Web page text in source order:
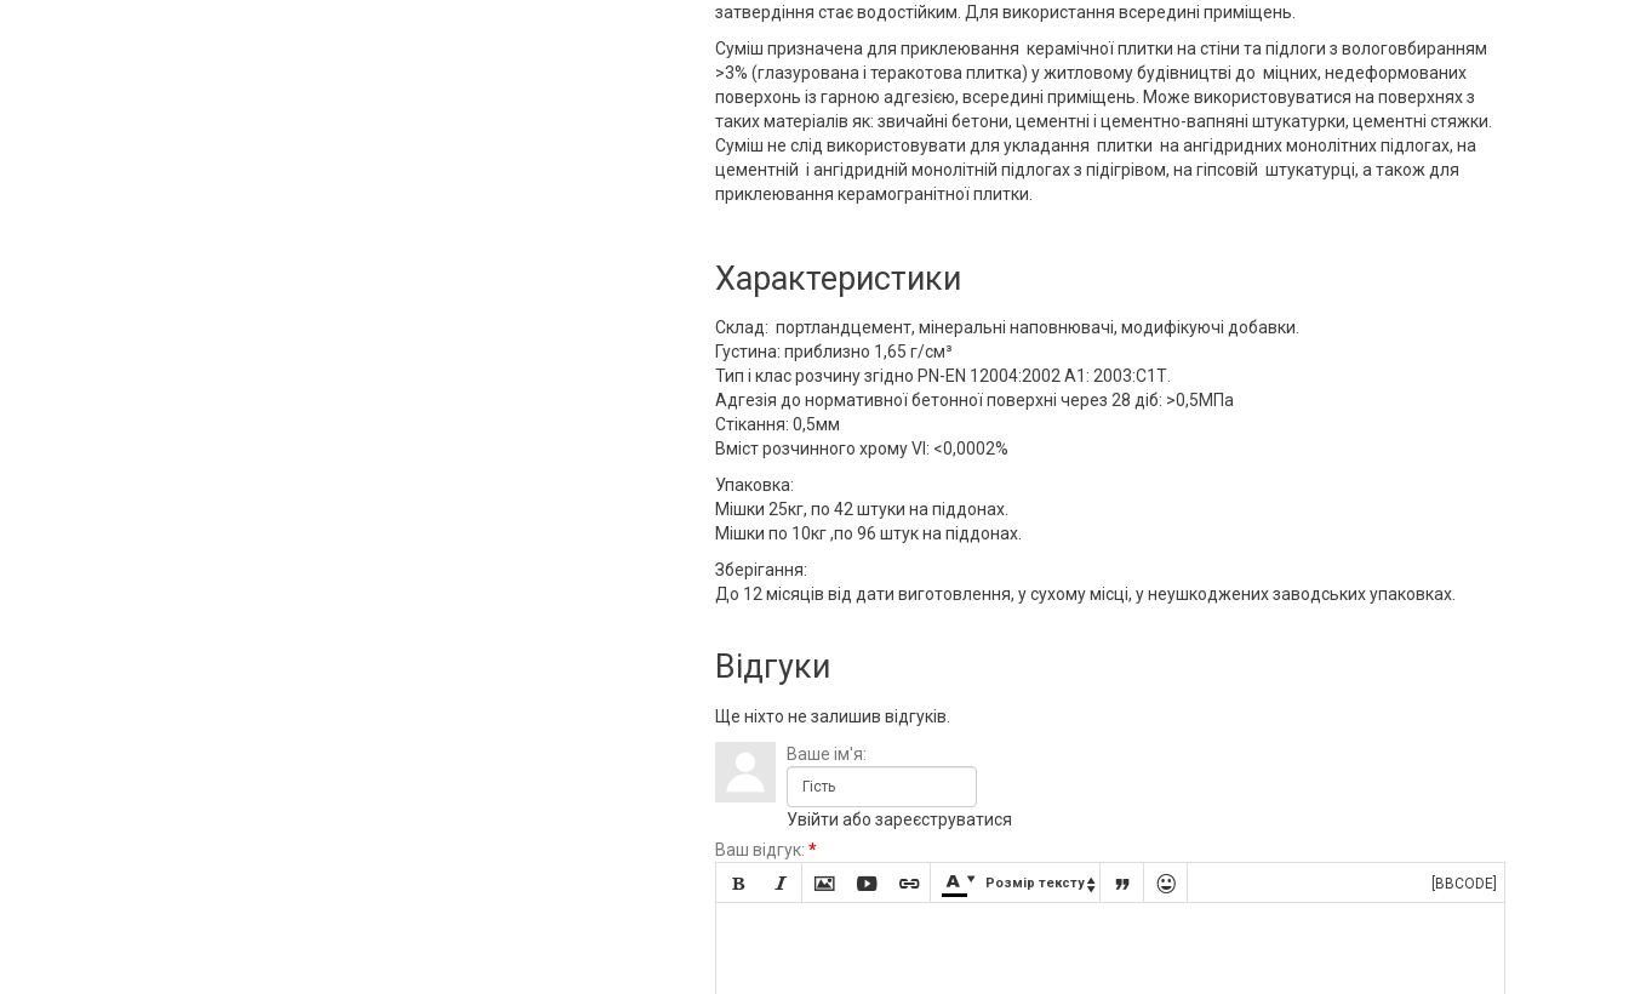
затвердіння стає водостійким. Для використання всередині приміщень.
Суміш призначена для приклеювання керамічної плитки на стіни та підлоги з вологовбиранням
>3% (глазурована і теракотова плитка) у житловому будівництві до міцних, недеформованих
поверхонь із гарною адгезією, всередині приміщень. Може використовуватися на поверхнях з
таких матеріалів як: звичайні бетони, цементні і цементно-вапняні штукатурки, цементні стяжки.
Суміш не слід використовувати для укладання плитки на ангідридних монолітних підлогах, на
цементній і ангідридній монолітній підлогах з підігрівом, на гіпсовій штукатурці, а також для
приклеювання керамогранітної плитки.
Характеристики
Склад: портландцемент, мінеральні наповнювачі, модифікуючі добавки.
Густина: приблизно 1,65 г/см³
Тип і клас розчину згідно PN-EN 12004:2002 A1: 2003:С1Т.
Адгезія до нормативної бетонної поверхні через 28 діб: >0,5МПа
Стікання: 0,5мм
Вміст розчинного хрому VI: <0,0002%
Упаковка:
Мішки 25кг, по 42 штуки на піддонах.
Мішки по 10кг ,по 96 штук на піддонах.
Зберігання:
До 12 місяців від дати виготовлення, у сухому місці, у неушкоджених заводських упаковках.
Відгуки
Ще ніхто не залишив відгуків.
Ваше ім'я:
Увійти або зареєструватися
Ваш відгук: *
       Розмір тексту   [BBCODE]